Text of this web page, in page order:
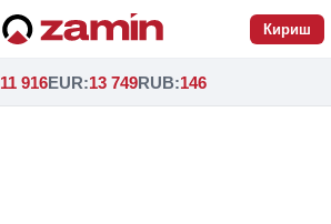
Кириш
11 916EUR:13 749RUB:146